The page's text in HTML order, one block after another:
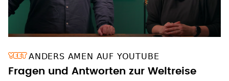
ANDERS AMEN AUF YOUTUBE
Fragen und Antworten zur Weltreise